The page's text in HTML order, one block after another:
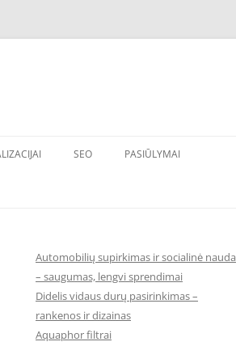
SEO PASIŪLYMAI
Automobilių supirkimas ir socialinė nauda
– saugumas, lengvi sprendimai
Didelis vidaus durų pasirinkimas –
rankenos ir dizainas
Aquaphor filtrai